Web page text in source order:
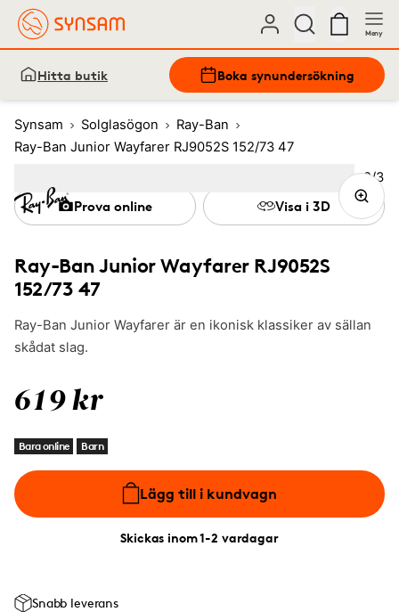
Meny
Hitta butik Boka synundersökning
Synsam Solglasögon
Ray-Ban
Ray-Ban Junior Wayfarer RJ9052S 152/73 47
Ray-Ban Junior Wayfarer RJ9052S
152/73 47
Ray-Ban Junior Wayfarer är en ikonisk klassiker av sällan
skådat slag.
619 kr
Bara online Barn
Lägg till i kundvagn
Skickas inom 1-2 vardagar
Prova online Visa i 3D
Snabb leverans
Bild
2/3
3